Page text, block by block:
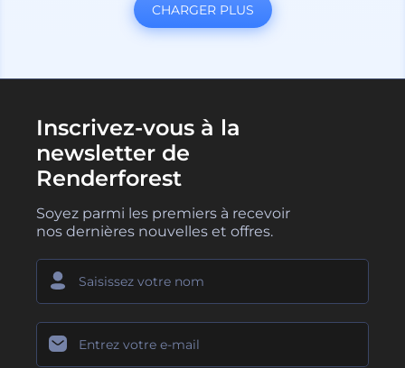
CHARGER PLUS
Inscrivez-vous à la
newsletter de
Renderforest
Soyez parmi les premiers à recevoir
nos dernières nouvelles et offres.